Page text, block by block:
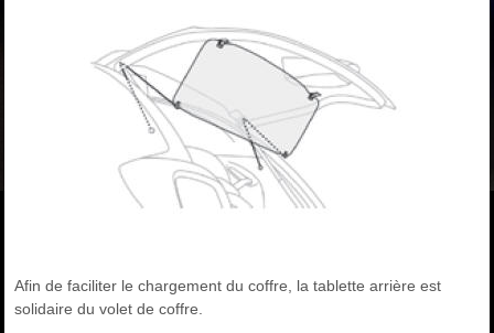
Afin de faciliter le chargement du coffre, la tablette arrière est
solidaire du volet de coffre.